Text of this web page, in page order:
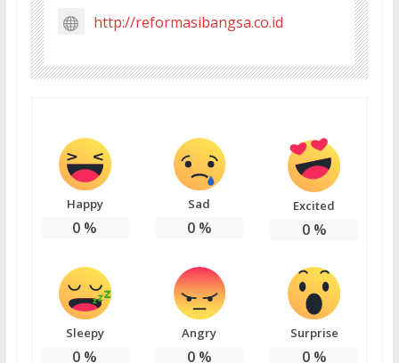
http://reformasibangsa.co.id
Happy
0 %
Sad
0%
Excited
0%
Sleepy
0 %
Angry
0%
Surprise
0%